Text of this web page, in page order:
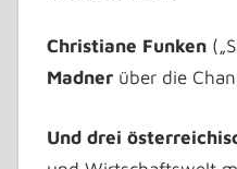
Christiane Funken
Madnerüber die
Und drei